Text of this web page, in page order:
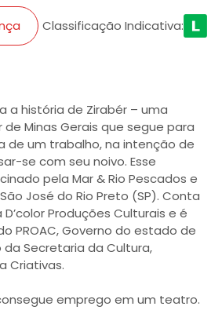
Classificação Indicativa:
a história de Zirabér – uma
Minas Gerais que segue para
de um trabalho, na intenção de
se com seu noivo. Esse
pela Mar & Rio Pescados e
José do Rio Preto (SP). Conta
Produções Culturais e é
PROAC, Governo do estado de
da Secretaria da Cultura,
Criativas.
emprego em um teatro.